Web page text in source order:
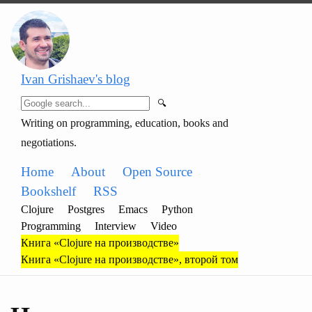
Ivan Grishaev's blog
🔍
Writing on programming, education, books and
negotiations.
Home About
Open Source
Bookshelf
RSS
Clojure Postgres Emacs
Python
Programming
Interview
Video
Книга «Clojure на производстве»
Книга «Clojure на производстве», второй том